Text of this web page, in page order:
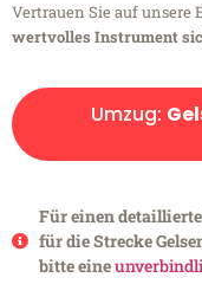
Vertrauen Sie auf unsere
wertvolles Instrument
Umzug:
Für einen
für die Strecke
bitte eine